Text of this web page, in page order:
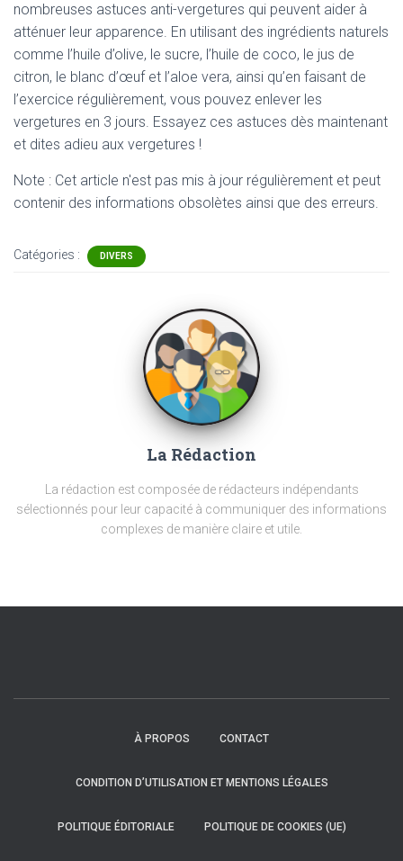
nombreuses astuces anti-vergetures qui peuvent aider à
atténuer leur apparence. En utilisant des ingrédients naturels
comme l’huile d’olive, le sucre, l’huile de coco, le jus de
citron, le blanc d’œuf et l’aloe vera, ainsi qu’en faisant de
l’exercice régulièrement, vous pouvez enlever les
vergetures en 3 jours. Essayez ces astuces dès maintenant
et dites adieu aux vergetures !
Note : Cet article n'est pas mis à jour régulièrement et peut
contenir des informations obsolètes ainsi que des erreurs.
Catégories : DIVERS
La Rédaction
La rédaction est composée de rédacteurs indépendants
sélectionnés pour leur capacité à communiquer des informations
complexes de manière claire et utile.
À PROPOS CONTACT
CONDITION D’UTILISATION ET MENTIONS LÉGALES
POLITIQUE ÉDITORIALE POLITIQUE DE COOKIES (UE)